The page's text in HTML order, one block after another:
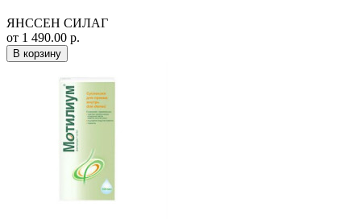
ЯНССЕН СИЛАГ
от 1 490.00 р.
В корзину